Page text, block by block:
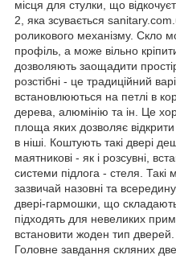
місця для стулки, що
2, яка зсувається
роликового механізму. Скло
профіль, а може вільно
дозволяють заощадити
розстібні - це традиційний
встановлюються на петлі в
дерева, алюмінію та ін. Це
площа яких дозволяє
в ніші. Коштують такі двері
маятникові - як і розсувні,
системи підлога - стеля. Такі
зазвичай назовні та
двері-гармошки, що
підходять для невеликих
встановити жоден тип дверей.
Головне завдання скляних